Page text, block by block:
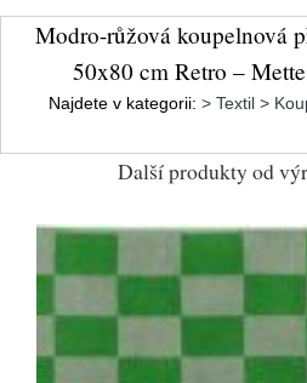
Modro-růžová koupelnová
50x80 cm Retro –
Najdete v kategorii: > Textil >
Další produkty od